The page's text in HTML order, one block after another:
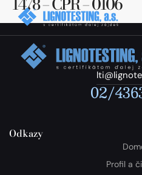
02/
Odkazy
Profil a